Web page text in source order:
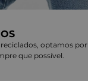
optamos por
que possível.